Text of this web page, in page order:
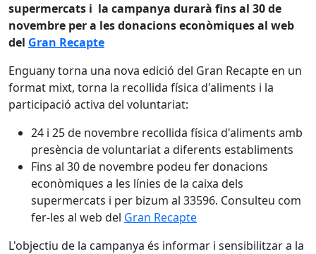
supermercats i la campanya durarà fins al 30 de
novembre per a les donacions econòmiques al web
del Gran Recapte
Enguany torna una nova edició del Gran Recapte en un
format mixt, torna la recollida física d'aliments i la
participació activa del voluntariat:
24 i 25 de novembre recollida física d'aliments amb
presència de voluntariat a diferents establiments
Fins al 30 de novembre podeu fer donacions
econòmiques a les línies de la caixa dels
supermercats i per bizum al 33596. Consulteu com
fer-les al web del Gran Recapte
L'objectiu de la campanya és informar i sensibilitzar a la